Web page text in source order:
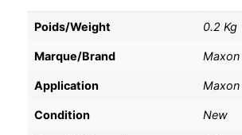
Poids/Weight 0.2 Kg
Marque/Brand Maxon
Application Maxon
Condition New